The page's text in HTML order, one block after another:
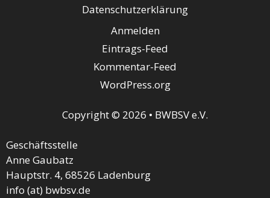
Datenschutzerklärung
Anmelden
Eintrags-Feed
Kommentar-Feed
WordPress.org
Copyright © 2026 • BWBSV e.V.
Geschäftsstelle
Anne Gaubatz
Hauptstr. 4, 68526 Ladenburg
info (at) bwbsv.de